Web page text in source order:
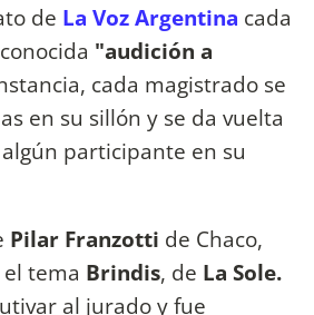
de La Voz Argentina cada
"audición a
cada magistrado se
en su sillón y se da vuelta
participante en su
Pilar Franzotti de Chaco,
tema Brindis, de La Sole.
al jurado y fue